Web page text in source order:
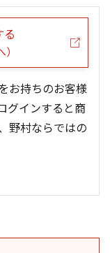
る
お持ちのお客様
グインすると商
野村ならではの